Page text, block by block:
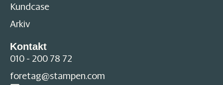
Kundcase
Arkiv
Kontakt
010 - 200 78 72
foretag@stampen.com